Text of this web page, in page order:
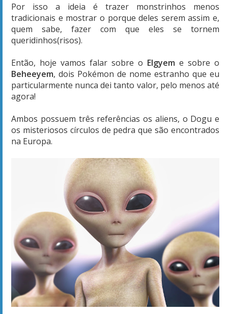
Por isso a ideia é trazer monstrinhos menos
tradicionais e mostrar o porque deles serem assim e,
quem sabe, fazer com que eles se tornem
queridinhos(risos).
Então, hoje vamos falar sobre o Elgyem e sobre o
Beheeyem, dois Pokémon de nome estranho que eu
particularmente nunca dei tanto valor, pelo menos até
agora!
Ambos possuem três referências os aliens, o Dogu e
os misteriosos círculos de pedra que são encontrados
na Europa.